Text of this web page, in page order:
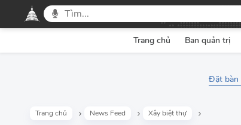
Trang chủ Ban quản trị
Đặt bàn
Trang chủ News Feed Xây biệt thự